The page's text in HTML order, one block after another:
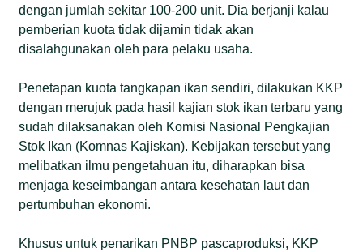
dengan jumlah sekitar 100-200 unit. Dia berjanji kalau
pemberian kuota tidak dijamin tidak akan
disalahgunakan oleh para pelaku usaha.
Penetapan kuota tangkapan ikan sendiri, dilakukan KKP
dengan merujuk pada hasil kajian stok ikan terbaru yang
sudah dilaksanakan oleh Komisi Nasional Pengkajian
Stok Ikan (Komnas Kajiskan). Kebijakan tersebut yang
melibatkan ilmu pengetahuan itu, diharapkan bisa
menjaga keseimbangan antara kesehatan laut dan
pertumbuhan ekonomi.
Khusus untuk penarikan PNBP pascaproduksi, KKP